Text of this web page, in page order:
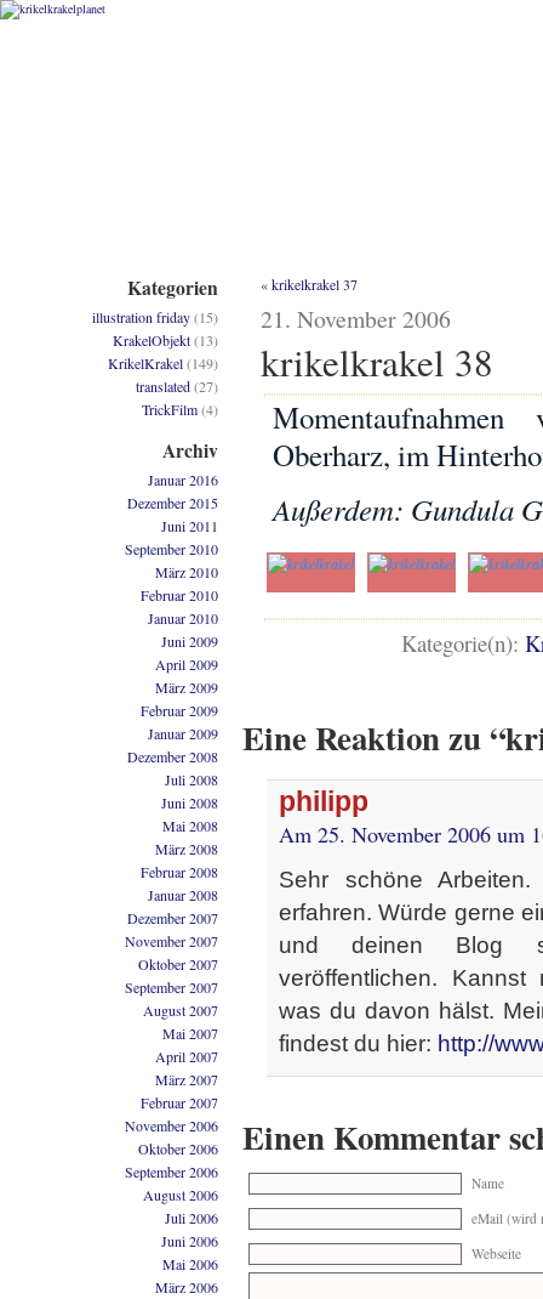
«krikelkrakel 37
21. November 2006
krikelkrakel 38
Oberharz, im
Außerdem: Gundula
Kategorie(n):
Eine Reaktion zu
philipp
Am 25. November 2006 um
Sehr schöne
erfahren. Würde gerne
und deinen Blog
veröffentlichen.
was du davon hälst.
findest du hier: http://
Einen Kommentar
Name
eMail (wird
Webseite
Kategorien
illustration friday(15)
KrakelObjekt(13)
KrikelKrakel(149)
translated(27)
TrickFilm(4)
Archiv
Januar 2016
Dezember 2015
Juni 2011
September 2010
März 2010
Februar 2010
Januar 2010
Juni 2009
April 2009
März 2009
Februar 2009
Januar 2009
Dezember 2008
Juli 2008
Juni 2008
Mai 2008
März 2008
Februar 2008
Januar 2008
Dezember 2007
November 2007
Oktober 2007
September 2007
August 2007
Mai 2007
April 2007
März 2007
Februar 2007
November 2006
Oktober 2006
September 2006
August 2006
Juli 2006
Juni 2006
Mai 2006
März 2006